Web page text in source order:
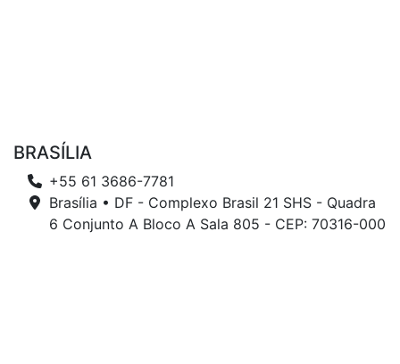
BRASÍLIA
+55 61 3686-7781
Brasília • DF - Complexo Brasil 21 SHS - Quadra
6 Conjunto A Bloco A Sala 805 - CEP: 70316-000